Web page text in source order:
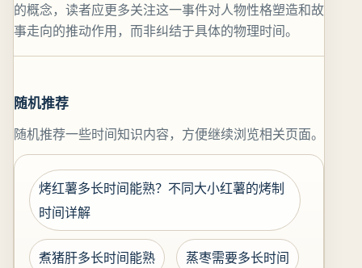
的概念，读者应更多关注这一事件对人物性格塑造和故
事走向的推动作用，而非纠结于具体的物理时间。
随机推荐
随机推荐一些时间知识内容，方便继续浏览相关页面。
烤红薯多长时间能熟？不同大小红薯的烤制
时间详解
煮猪肝多长时间能熟 蒸枣需要多长时间